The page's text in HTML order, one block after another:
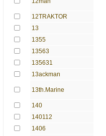
12TRAKTOR
13
1355
13563
135631
13ackman
13th.Marine
140
140112
1406